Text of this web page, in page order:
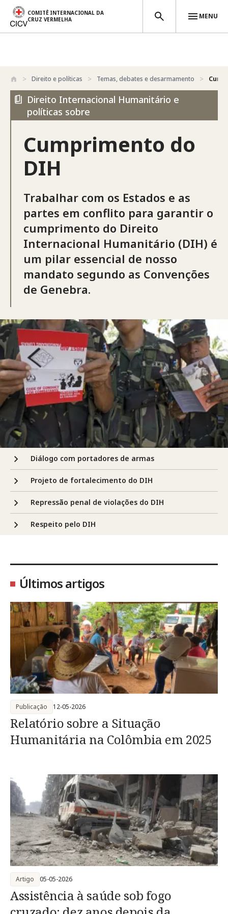
Passar para o conteúdo principal
COMITÊ INTERNACIONAL DA
CRUZ VERMELHA
MENU
Direito e políticas Temas, debates e desarmamento
Direito Internacional Humanitário e
políticas sobre
Cumprimento do
DIH
Trabalhar com os Estados e as
partes em conflito para garantir o
cumprimento do Direito
Internacional Humanitário (DIH) é
um pilar essencial de nosso
mandato segundo as Convenções
de Genebra.
Diálogo com portadores de armas
Projeto de fortalecimento do DIH
Repressão penal de violações do DIH
Respeito pelo DIH
Últimos artigos
Relatório sobre a Situação
Humanitária na Colômbia em 2025
Publicação 12-05-2026
Assistência à saúde sob fogo
Artigo 05-05-2026